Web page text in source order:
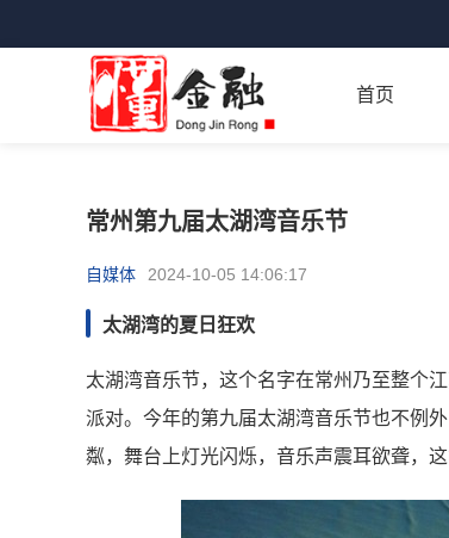
首页
常州第九届太湖湾音乐节
自媒体 2024-10-05 14:06:17
太湖湾的夏日狂欢
太湖湾音乐节，这个名字在常州乃至整个
派对。今年的第九届太湖湾音乐节也不例
粼，舞台上灯光闪烁，音乐声震耳欲聋，这